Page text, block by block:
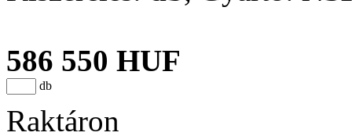
586 550 HUF
db
Raktáron